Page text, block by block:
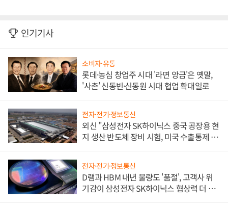
인기기사
소비자·유통
롯데·농심 창업주 시대 '라면 앙금'은 옛말,
'사촌' 신동빈·신동원 시대 협업 확대일로
전자·전기·정보통신
외신 "삼성전자 SK하이닉스 중국 공장용 현
지 생산 반도체 장비 시험, 미국 수출통제 대
전자·전기·정보통신
D램과 HBM 내년 물량도 '품절', 고객사 위
기감이 삼성전자 SK하이닉스 협상력 더 키